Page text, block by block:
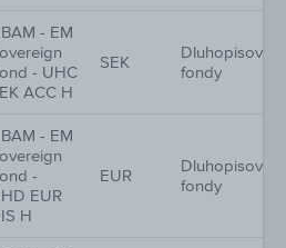
- EM
- UHC
ACC H
SEK
Dluhopisové
fondy
- EM
-
EUR
H
EUR
Dluhopisové
fondy